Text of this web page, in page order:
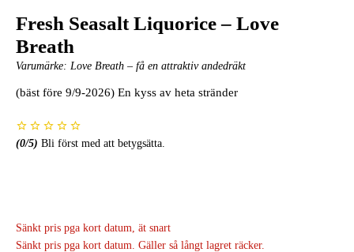
Fresh Seasalt Liquorice – Love
Breath
Varumärke: Love Breath – få en attraktiv andedräkt
(bäst före 9/9-2026) En kyss av heta stränder
(0/5) Bli först med att betygsätta.
Sänkt pris pga kort datum, ät snart
Sänkt pris pga kort datum. Gäller så långt lagret räcker.